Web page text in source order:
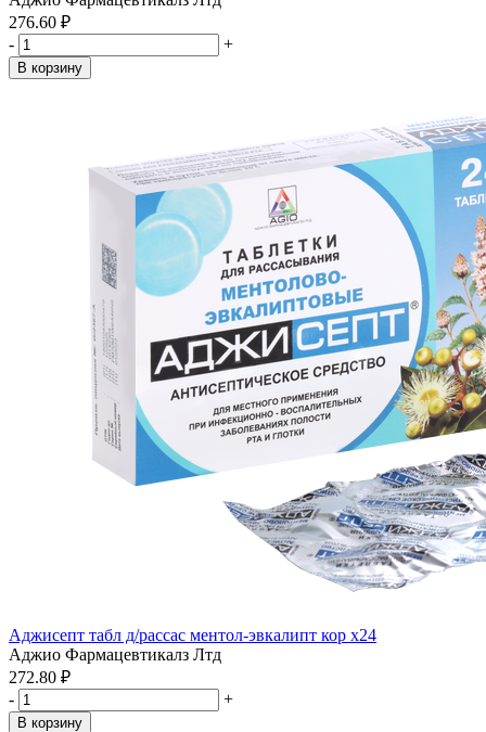
276.60 ₽
-
+
В корзину
Аджисепт табл д/рассас ментол-эвкалипт кор x24
Аджио Фармацевтикалз Лтд
272.80 ₽
-
+
В корзину